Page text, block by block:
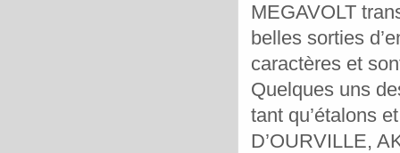
MEGAVOLT
belles sorties
caractères et
Quelques uns
tant qu’étalons
D’OURVILLE,